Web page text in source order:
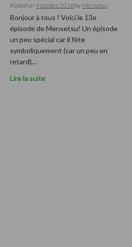
Posted on 9 octobre 2018 by Mensetsu
Bonjour à tous ! Voici le 13e
épisode de Mensetsu! Un épisode
un peu spécial car il fête
symboliquement (car un peu en
retard)…
Lire la suite